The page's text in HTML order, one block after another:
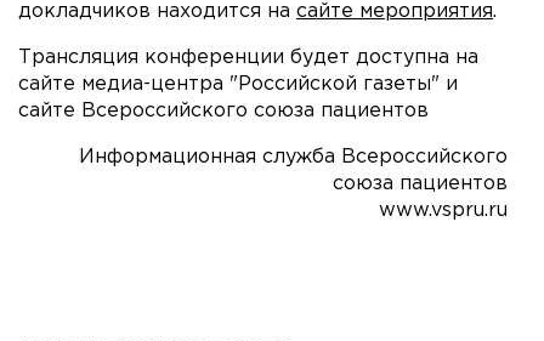
докладчиков находится на сайте мероприятия.
Трансляция конференции будет доступна на
сайте медиа-центра "Российской газеты" и
сайте Всероссийского союза пациентов
Информационная служба Всероссийского
союза пациентов
www.vspru.ru